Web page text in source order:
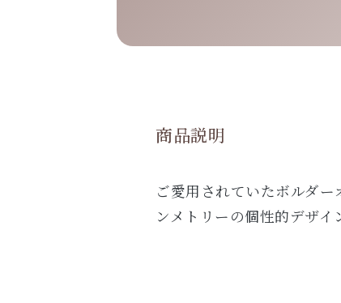
商品説明
ご愛用されていたボルダ
ンメトリーの個性的デザイ